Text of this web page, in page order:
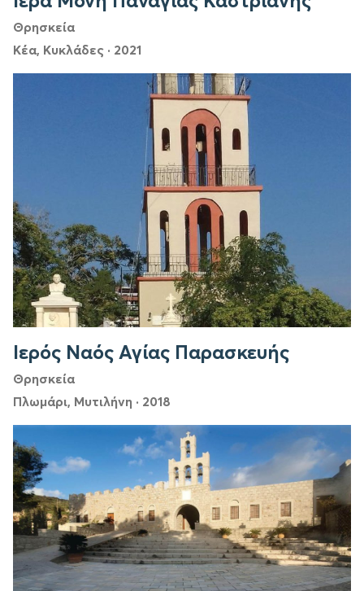
Θρησκεία
Κέα, Κυκλάδες · 2021
Ιερός Ναός Αγίας Παρασκευής
Θρησκεία
Πλωμάρι, Μυτιλήνη · 2018